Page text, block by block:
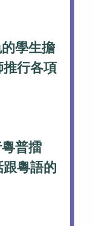
學生擔
行各項
普擂
粵語的